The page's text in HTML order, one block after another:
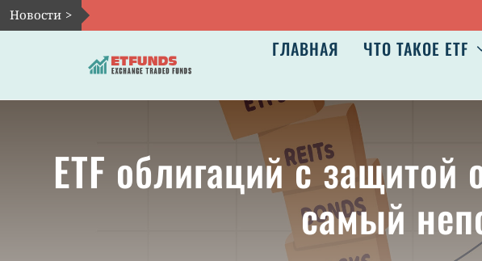
Skip
to
Новости >
ГЛАВНАЯ ЧТО ТАКОЕ ETF
ETF облигаций с
самый